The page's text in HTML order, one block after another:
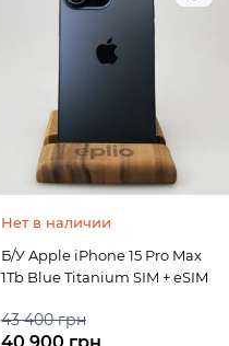
Нет в наличии
Б/У Apple iPhone 15 Pro Max
1Tb Blue Titanium SIM + eSIM
43 400 грн